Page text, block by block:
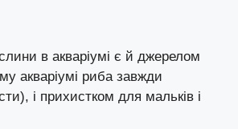
в акваріумі є й джерелом
акваріумі риба завжди
і прихистком для мальків і